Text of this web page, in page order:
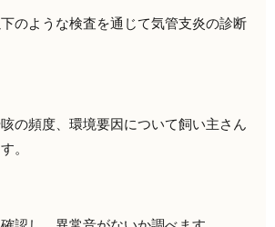
のような検査を通じて気管支炎の診断
の頻度、環境要因について飼い主さん
。